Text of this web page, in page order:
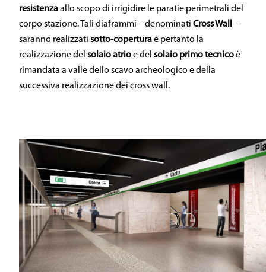
resistenzaallo scopo di irrigidire le paratie perimetrali del
corpo stazione. Tali diaframmi – denominati Cross Wall–
saranno realizzati sotto-coperturae pertanto la
realizzazione del solaio atrioe del solaio primo tecnicoè
rimandata a valle dello scavo archeologico e della
successiva realizzazione dei cross wall.